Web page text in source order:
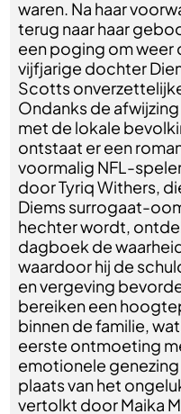
waren. Na haar
terug naar haar
een poging om weer
vijfjarige dochter
Scotts
Ondanks de
met de lokale
ontstaat er een
voormalig NFL-
door Tyriq Withers,
Diems surrogaat-
hechter wordt,
dagboek de
waardoor hij de
en vergeving
bereiken een
binnen de familie,
eerste ontmoeting
emotionele
plaats van het
vertolkt door Maika